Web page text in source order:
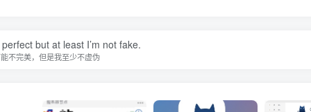
but at least I’m not fake.
不完美，但是我至少不虚伪